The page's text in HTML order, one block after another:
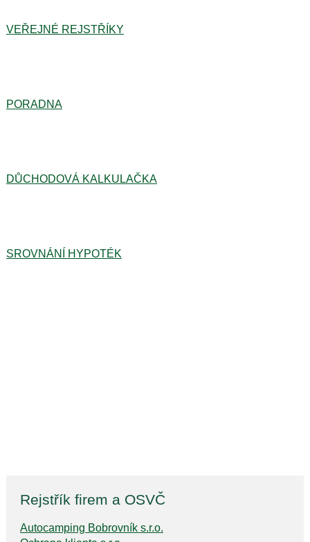
VEŘEJNÉ REJSTŘÍKY
PORADNA
DŮCHODOVÁ KALKULAČKA
SROVNÁNÍ HYPOTÉK
Rejstřík firem a OSVČ
Autocamping Bobrovník s.r.o.